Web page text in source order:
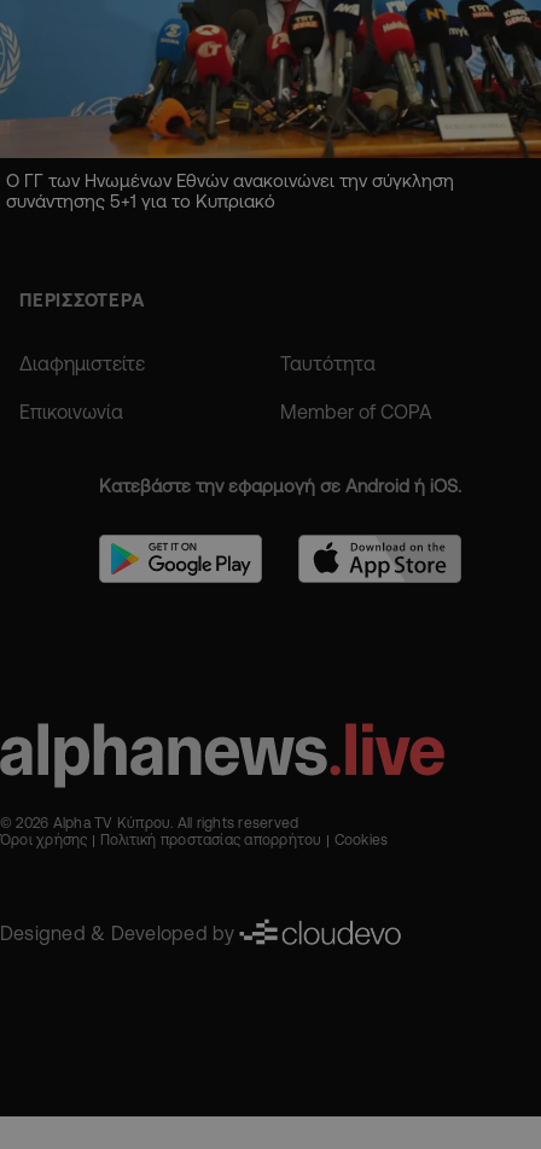
Ο ΓΓ των Ηνωμένων Εθνών ανακοινώνει την σύγκληση
συνάντησης 5+1 για το Κυπριακό
ΠΕΡΙΣΣΟΤΕΡΑ
Διαφημιστείτε Ταυτότητα
Επικοινωνία Member of COPA
Κατεβάστε την εφαρμογή σε Android ή iOS.
© 2026 Alpha TV Κύπρου. All rights reserved
Όροι χρήσης
Πολιτική προστασίας απορρήτου Cookies
Designed & Developed by